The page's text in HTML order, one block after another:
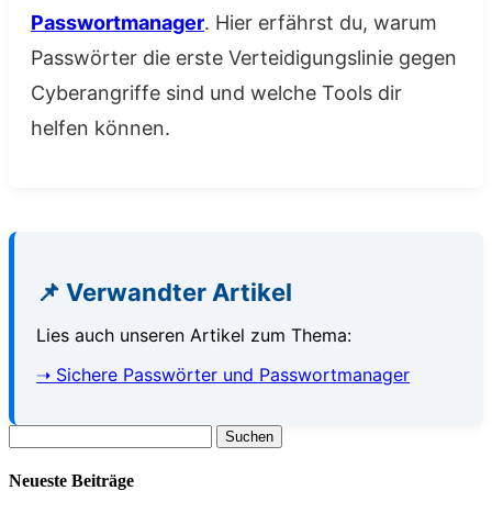
Passwortmanager. Hier erfährst du, warum
Passwörter die erste Verteidigungslinie gegen
Cyberangriffe sind und welche Tools dir
helfen können.
📌 Verwandter Artikel
Lies auch unseren Artikel zum Thema:
➝ Sichere Passwörter und Passwortmanager
nach:
Neueste Beiträge